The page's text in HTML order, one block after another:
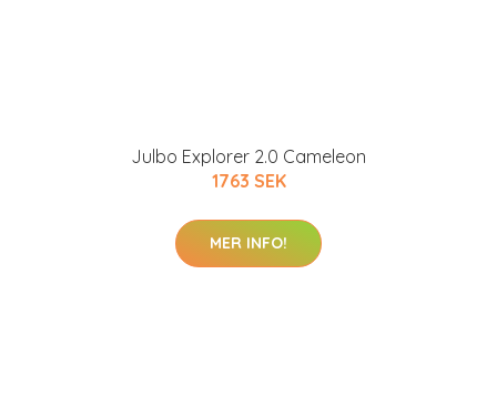
Julbo Explorer 2.0 Cameleon
1763 SEK
MER INFO!